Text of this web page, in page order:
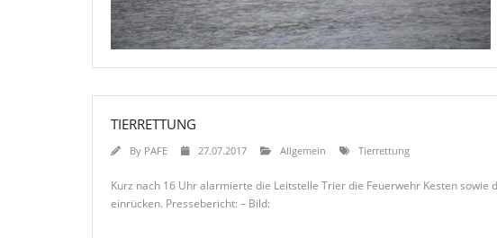
TIERRETTUNG
By PAFE 27.07.2017 Allgemein Tierrettung
Kurz nach 16 Uhr alarmierte die Leitstelle Trier die Feuerwehr Kesten
einrücken. Pressebericht: – Bild: